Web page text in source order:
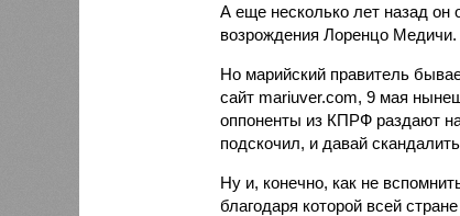
А еще несколько лет назад он
возрождения Лоренцо Медичи.
Но марийский правитель
сайт mariuver.com, 9 мая
оппоненты из КПРФ раздают
подскочил, и давай
Ну и, конечно, как не
благодаря которой всей